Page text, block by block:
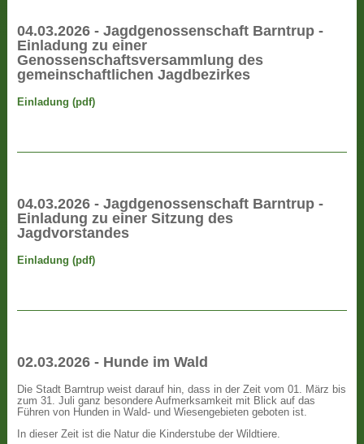
04.03.2026 - Jagdgenossenschaft Barntrup -
Einladung zu einer
Genossenschaftsversammlung des
gemeinschaftlichen Jagdbezirkes
Einladung (pdf)
04.03.2026 - Jagdgenossenschaft Barntrup -
Einladung zu einer Sitzung des
Jagdvorstandes
Einladung (pdf)
02.03.2026 - Hunde im Wald
Die Stadt Barntrup weist darauf hin, dass in der Zeit vom 01. März bis
zum 31. Juli ganz besondere Aufmerksamkeit mit Blick auf das
Führen von Hunden in Wald- und Wiesengebieten geboten ist.
In dieser Zeit ist die Natur die Kinderstube der Wildtiere.